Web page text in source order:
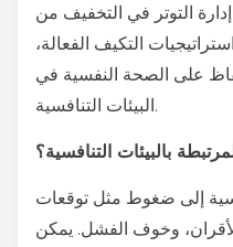
التوتر في التخفيف من
التكيف الفعالة،
على الصحة النفسية في
البيئات التنافسية.
بالبيئات التنافسية؟
إلى ضغوط مثل توقعات
الأقران، وخوف الفشل. يمكن